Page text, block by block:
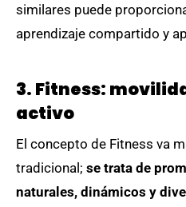
similares puede
aprendizaje compartido y
3. Fitness:
activo
El concepto de Fitness va
tradicional; se trata de
naturales, dinámicos y